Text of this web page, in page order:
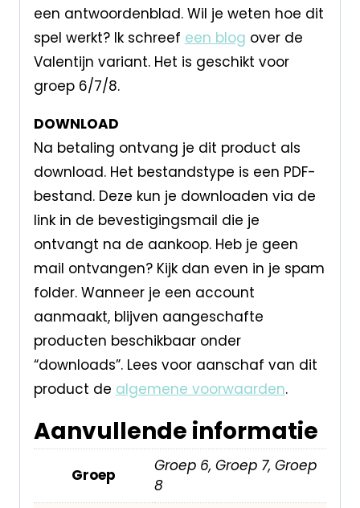
een antwoordenblad. Wil je weten hoe dit
spel werkt? Ik schreef een blog over de
Valentijn variant. Het is geschikt voor
groep 6/7/8.
DOWNLOAD
Na betaling ontvang je dit product als
download. Het bestandstype is een PDF-
bestand. Deze kun je downloaden via de
link in de bevestigingsmail die je
ontvangt na de aankoop. Heb je geen
mail ontvangen? Kijk dan even in je spam
folder. Wanneer je een account
aanmaakt, blijven aangeschafte
producten beschikbaar onder
“downloads”. Lees voor aanschaf van dit
product de algemene voorwaarden.
Aanvullende informatie
Groep
Groep 6, Groep 7, Groep
8